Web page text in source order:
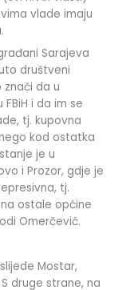
vlade imaju
Sarajeva
društveni
da u
i da im se
tj. kupovna
kod ostatka
je u
i Prozor, gdje je
tj.
ostale općine
Omerčević.
Mostar,
druge strane, na